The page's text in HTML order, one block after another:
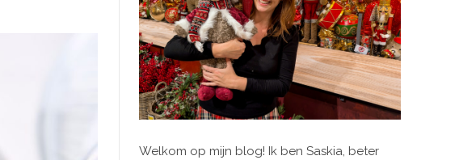
Welkom op mijn blog! Ik ben Saskia, beter